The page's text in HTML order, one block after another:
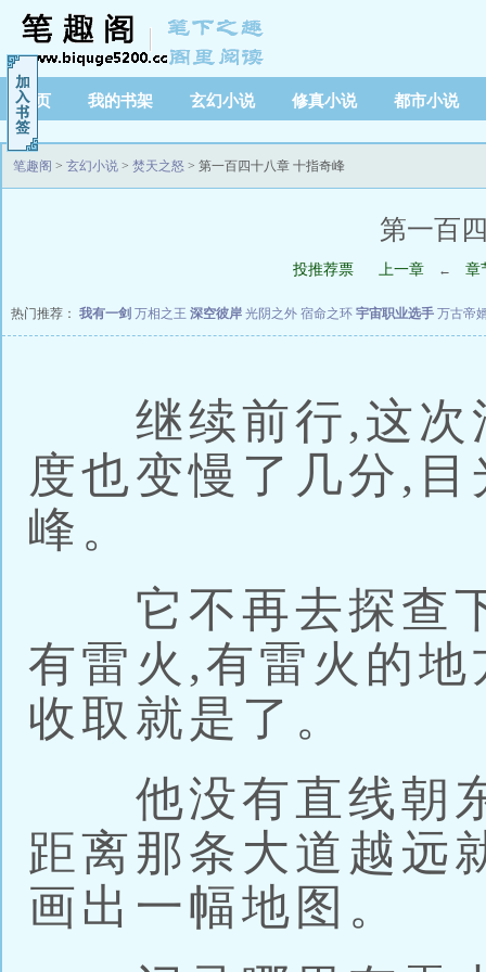
首页 我的书架 玄幻小说 修真小说 都市小说
笔趣阁 > 玄幻小说 > 焚天之怒 > 第一百四十八章 十指奇峰
第一百
投推荐票 上一章 ← 章
热门推荐： 我有一剑 万相之王 深空彼岸 光阴之外 宿命之环 宇宙职业选手 万古帝
继续前行,这次
度也变慢了几分,
峰。
它不再去探查下
有雷火,有雷火的
收取就是了。
他没有直线朝东
距离那条大道越远
画出一幅地图。